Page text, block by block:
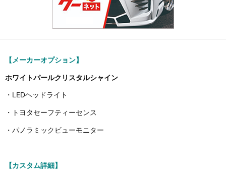
【メーカーオプション】
ホワイトパールクリスタルシャイン
・LEDヘッドライト
・トヨタセーフティーセンス
・パノラミックビューモニター
【カスタム詳細】